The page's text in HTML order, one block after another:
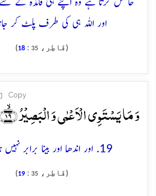
اور اللہ ہی کی طرف پلٹ کر
(فَاطِر، 35
:
18
)
Copy
وَ مَا یَسۡتَوِی الۡاَعۡمٰی وَ الۡبَصِیۡرُ ﴿ۙ۱۹﴾
19. اور اندھا اور بینا برابر نہیں ہو سکتے
(فَاطِر، 35
:
19
)